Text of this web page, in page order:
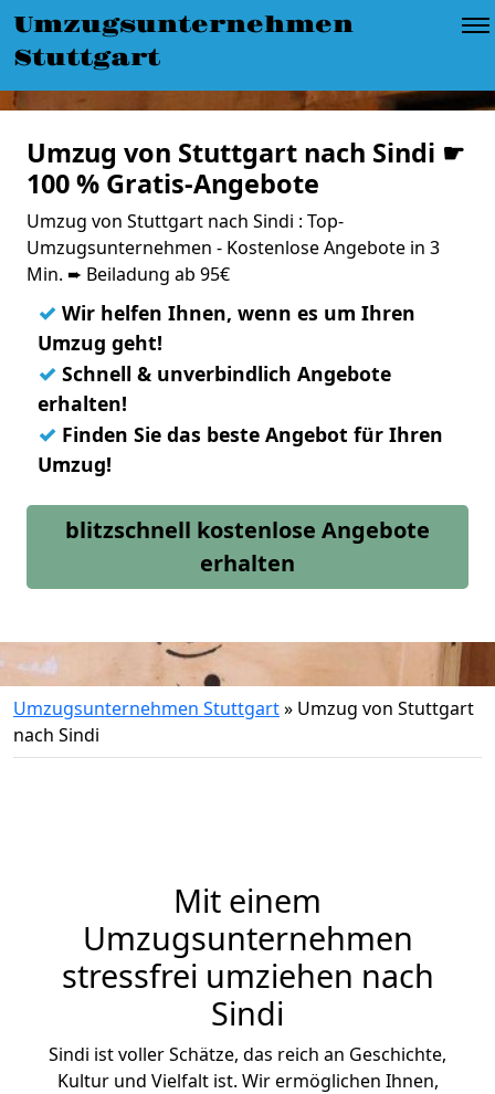
Umzugsunternehmen
Stuttgart
Umzug von Stuttgart nach Sindi ☛
100 % Gratis-Angebote
Umzug von Stuttgart nach Sindi : Top-
Umzugsunternehmen - Kostenlose Angebote in 3
Min. ➨ Beiladung ab 95€
✓ Wir helfen Ihnen, wenn es um Ihren
Umzug geht!
✓ Schnell & unverbindlich Angebote
erhalten!
✓ Finden Sie das beste Angebot für Ihren
Umzug!
blitzschnell kostenlose Angebote
erhalten
Umzugsunternehmen Stuttgart» Umzug von Stuttgart
nach Sindi
Mit einem
Umzugsunternehmen
stressfrei umziehen nach
Sindi
Sindi ist voller Schätze, das reich an Geschichte,
Kultur und Vielfalt ist. Wir ermöglichen Ihnen,